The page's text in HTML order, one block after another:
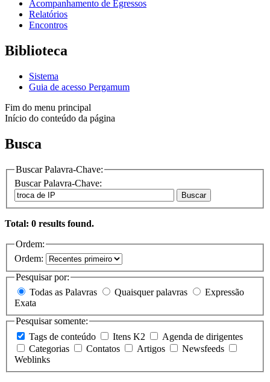
Acompanhamento de Egressos
Relatórios
Encontros
Biblioteca
Sistema
Guia de acesso Pergamum
Fim do menu principal
Início do conteúdo da página
Busca
Buscar Palavra-Chave:
Buscar Palavra-Chave:
Buscar
Total: 0 results found.
Ordem:
Ordem:
Pesquisar por:
Todas as Palavras
Quaisquer palavras
Exata
Pesquisar somente:
Tags de conteúdo
Itens K2
Agenda de dirigentes
Categorias
Contatos Artigos
Newsfeeds
Weblinks